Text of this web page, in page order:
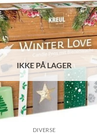
IKKE PÅ LAGER
DIVERSE